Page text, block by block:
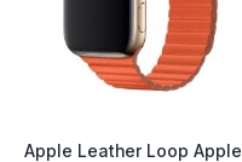
Apple Leather Loop Apple